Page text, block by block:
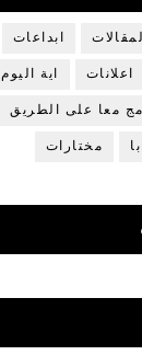
ابداعات
اعلانات اية اليوم
معا على الطريق
مختارات